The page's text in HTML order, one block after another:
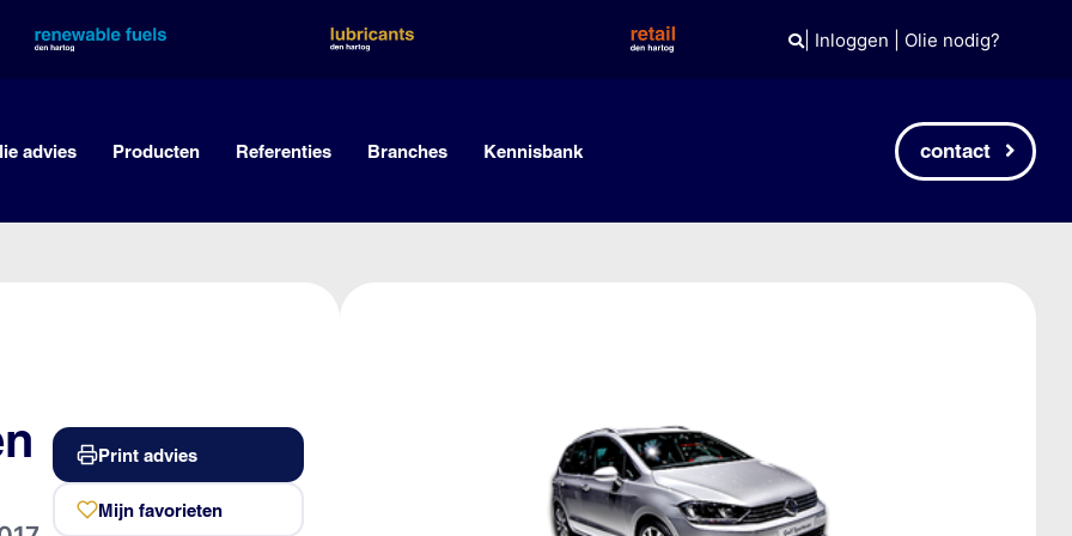
| Inloggen Olie nodig?
advies Producten Referenties Branches Kennisbank contact
Print advies
Mijn favorieten